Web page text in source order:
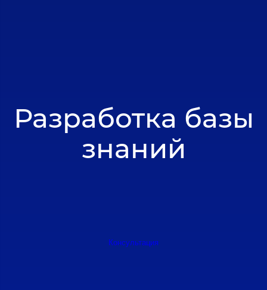
Разработка базы
знаний
Консультация